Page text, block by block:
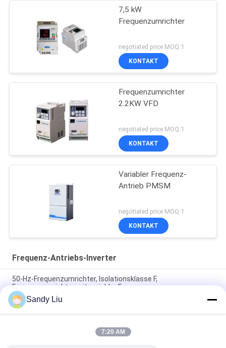
7,5 kW
Frequenzumrichter
negotiated price MOQ:1
KONTAKT
Frequenzumrichter
2.2KW VFD
negotiated price MOQ:1
KONTAKT
Variabler Frequenz-
Antrieb PMSM
negotiated price MOQ:1
KONTAKT
Frequenz-Antriebs-Inverter
50-Hz-Frequenzumrichter, Isolationsklasse F,
Frequenzumrichter mit variabler Frequenz
AC-Frequenzumrichter mit PMSM-Antrieb, 150 % Nennstrom,
Überlastschutz IP20
60-Hz-Frequenzumrichter-Überlastschutz CV900A PMSM-
Sandy Liu
7:20 AM